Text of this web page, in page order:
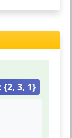
{2, 3, 1}